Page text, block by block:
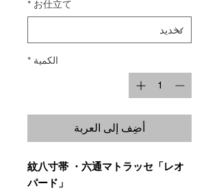
お仕立て
*
الكمية *
أضِف إلى العربة
紋八寸帯 ・六通マトラッセ「レオ
パード」